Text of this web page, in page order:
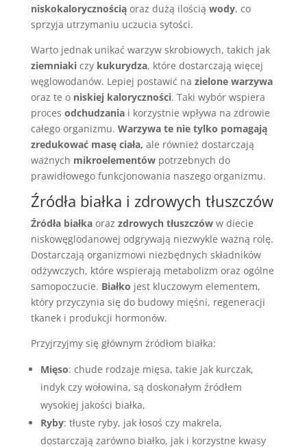
niskokalorycznościąoraz dużą ilością wody, co
sprzyja utrzymaniu uczucia sytości.
Warto jednak unikać warzyw skrobiowych, takich jak
ziemniakiczy kukurydza, które dostarczają więcej
węglowodanów. Lepiej postawić na zielone warzywa
oraz te o niskiej kaloryczności. Taki wybór wspiera
proces odchudzaniai korzystnie wpływa na zdrowie
całego organizmu. Warzywa te nie tylko pomagają
zredukować masę ciała, ale również dostarczają
ważnych mikroelementówpotrzebnych do
prawidłowego funkcjonowania naszego organizmu.
Źródła białka i zdrowych tłuszczów
Źródła białkaoraz zdrowych tłuszczóww diecie
niskowęglodanowej odgrywają niezwykle ważną rolę.
Dostarczają organizmowi niezbędnych składników
odżywczych, które wspierają metabolizm oraz ogólne
samopoczucie. Białko jest kluczowym elementem,
który przyczynia się do budowy mięśni, regeneracji
tkanek i produkcji hormonów.
Przyjrzyjmy się głównym źródłom białka:
Mięso: chude rodzaje mięsa, takie jak kurczak,
indyk czy wołowina, są doskonałym źródłem
wysokiej jakości białka,
Ryby: tłuste ryby, jak łosoś czy makrela,
dostarczają zarówno białko, jak i korzystne kwasy